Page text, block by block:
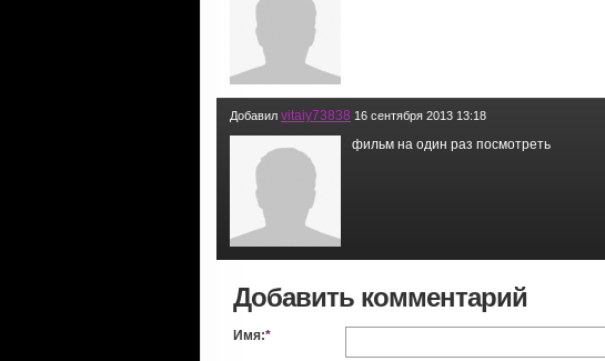
Добавил vitaiy73838 16 сентября 2013 13:18
фильм на один раз посмотреть
Добавить комментарий
Имя:*